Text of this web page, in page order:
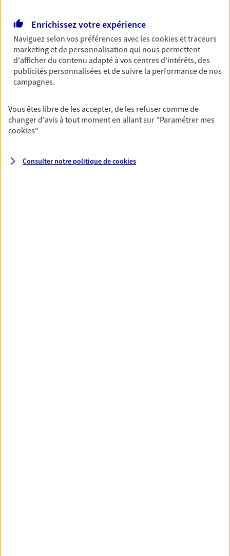
Pour un avenir serein, assurez-vous avec notre
contrat prévoyance. Préservez vos proches en cas
d'accident ou de maladie en optant pour les
garanties incapacité temporaire totale de travail,
invalidité ou de décès.
Santé
vous ressemble.
Enrichissez votre expérience
Naviguez selon vos préférences avec lescookies et traceurs
marketing et de personnalisation qui nous permettent
d'afficher du contenu adapté à vos centres d'intérêts, des
publicités personnalisées et de suivre la performance de nos
campagnes.
Vous êtes libre de les accepter, de les refuser comme de
changer d'avis à tout moment en allant sur "Paramétrer mes
cookies"
Consulter notre politique decookies